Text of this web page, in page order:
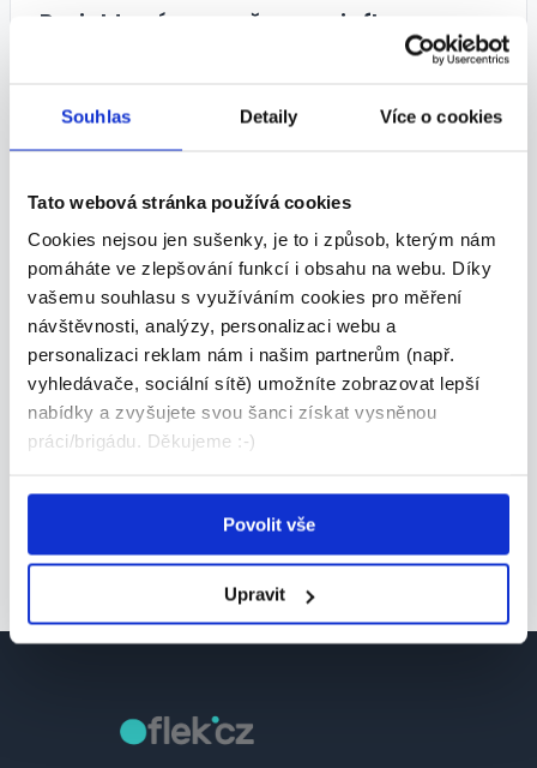
Souhlas Detaily Více o cookies
Tato webová stránka používá cookies
Cookies nejsou jen sušenky, je to i způsob, kterým nám
pomáháte ve zlepšování funkcí i obsahu na webu. Díky
vašemu souhlasu s využíváním cookies pro měření
návštěvnosti, analýzy, personalizaci webu a
personalizaci reklam nám i našim partnerům (např.
vyhledávače, sociální sítě) umožníte zobrazovat lepší
nabídky a zvyšujete svou šanci získat vysněnou
práci/brigádu. Děkujeme :-)
Povolit vše
Upravit
Projektový manažer pro influencer
Specialista digitálního tisku (ž/m)
(A13219)
HOFMANN WIZARD s.r.o. • Bor
24.07.2026